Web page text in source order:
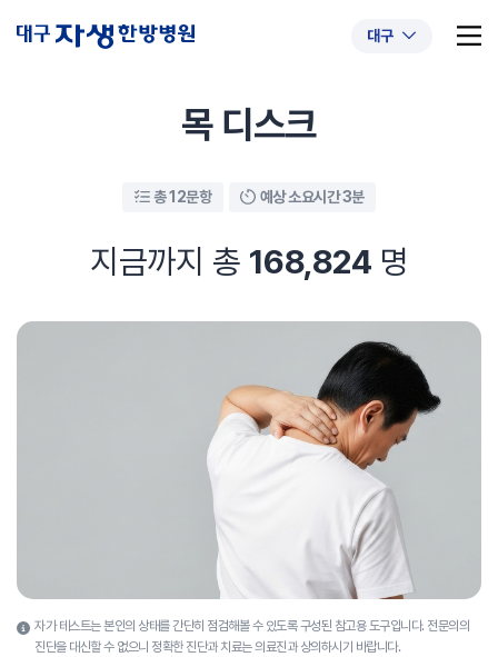
대구
#초음파약침 #척추압박골절
#추나요법
목 디스크
총 12문항 예상 소요시간 3분
지금까지 총 168,824 명
자가 테스트는 본인의 상태를 간단히 점검해볼 수 있도록 구성된 참고용 도구입니다. 전문의의
진단을 대신할 수 없으니 정확한 진단과 치료는 의료진과 상의하시기 바랍니다.